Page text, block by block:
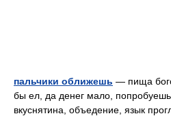
пальчики оближешь — пища
бы ел, да денег мало, попробуешь
вкуснятина, объедение, язык